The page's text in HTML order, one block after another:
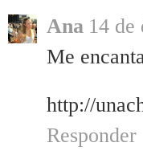
Ana 14 de
Me
http://
Responder